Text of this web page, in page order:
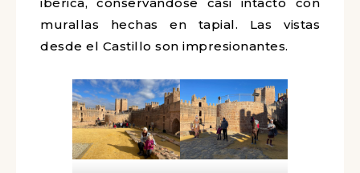
murallas hechas en tapial. Las vistas
desde el Castillo son impresionantes.